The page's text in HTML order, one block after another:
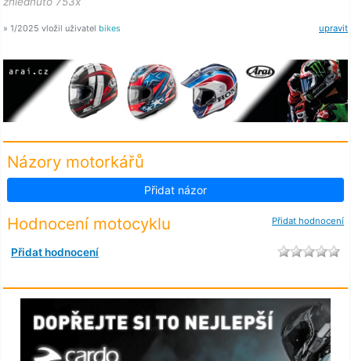
upravit
» 1/2025 vložil uživatel bikes
Názory motorkářů
Přidat názor
Přidat hodnocení
Hodnocení motocyklu
Přidat hodnocení